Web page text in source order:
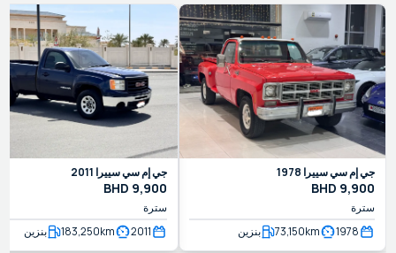
جي إم سيسييرا 1978
BHD 9,900
سترة
1978
73,150km بنزين
جي إم سيسييرا 2011
BHD 9,900
سترة
2011
183,250km بنزين